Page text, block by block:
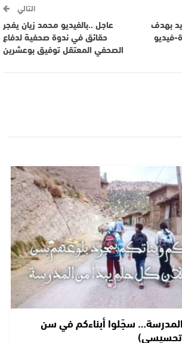
بهدف
فيديو
التالي
عاجل ..بالفيديو محمد زيان يفجر
حقائق في ندوة صحفية لدفاع
الصحفي المعتقل توفيق بوعشرين
سجّلوا أبناءكم في سن
تحسيسي)